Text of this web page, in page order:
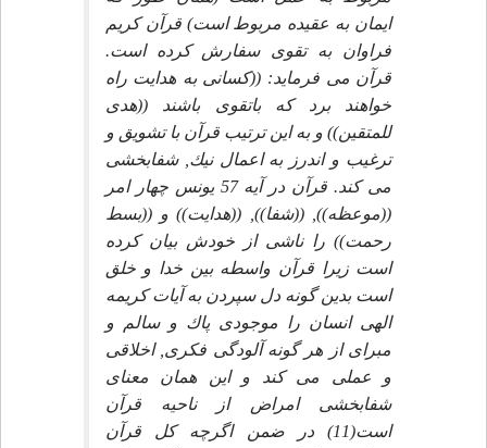
ايمان به عقيده مربوط است) قرآن كريم
فراوان به تقوى سفارش كرده است.
قرآن مى فرمايد: ((كسانى به هدايت راه
خواهند برد كه باتقوى باشند ((هدى
للمتقين)) و به اين ترتيب قرآن با تشويق و
ترغيب و اندرز به اعمال نيك, شفابخشى
مى كند. قرآن در آيه 57 يونس چهار امر
((موعظه)), ((شفا)), ((هدايت)) و ((بسط
رحمت)) را ناشى از خودش بيان كرده
است زيرا قرآن واسطه بين خدا و خلق
است بدين گونه دل سپردن به آيات كريمه
الهى انسان را موجودى پاك و سالم و
مبراى از هر گونه آلودگى فكرى, اخلاقى
و عملى مى كند و اين همان معناى
شفابخشى امراض از ناحيه قرآن
است(11) در ضمن اگرچه كل قرآن